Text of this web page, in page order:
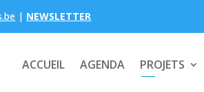
| NEWSLETTER
ACCUEIL AGENDA PROJETS